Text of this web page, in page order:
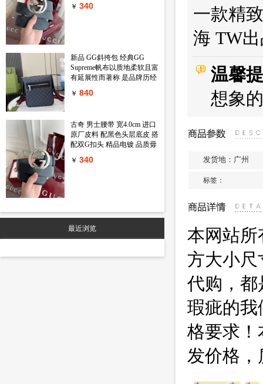
装 送礼自用首选
￥ 340
新品 GG斜挎包 经典GG
Supreme帆布以质地柔软且富
有延展性而著称 是品牌历经
面料之一 该面料以超细纤维
魅力 同色调皮革滚边令整个
廓形愈发丰满 典藏条纹织带
则为整个设计注入一抹亮色
黑色GG Supreme帆布 黑色皮
￥ 840
古奇 男士腰带 宽4.0cm 进口
原厂皮料 配黑色头层底皮 搭
配双G扣头 精品电镀 品质毋
装 送礼自用首选
￥ 340
最近浏览
一款精
海 TW
温馨
想象
发货地：广州
标签：
本网站所
方大小
代购，都
瑕疵的我
格要求！
发价格